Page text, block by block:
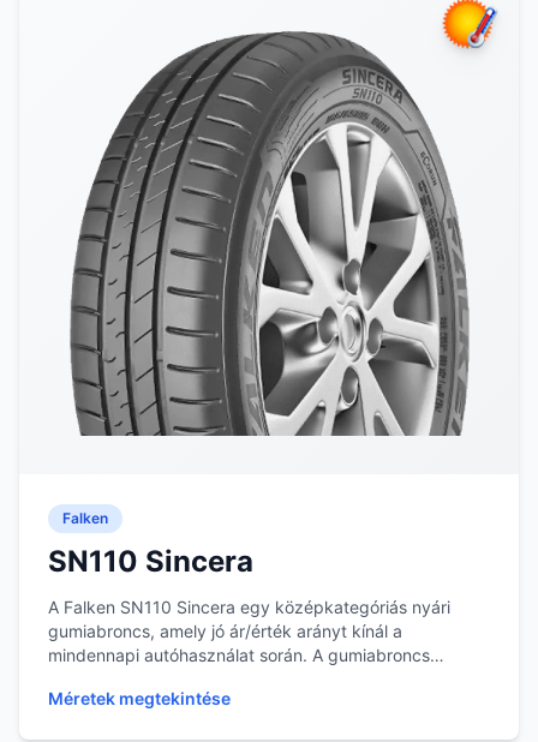
Falken
SN110 Sincera
A Falken SN110 Sincera egy középkategóriás nyári
gumiabroncs, amely jó ár/érték arányt kínál a
mindennapi autóhasználat során. A gumiabroncs
Méretek megtekintése